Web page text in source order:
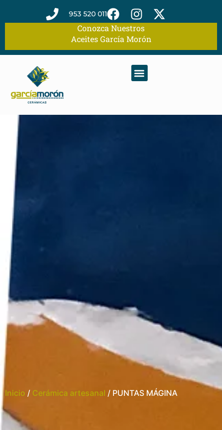
953 520 011
Conozca Nuestros
Aceites García Morón
Inicio / Cerámica artesanal / PUNTAS MÁGINA